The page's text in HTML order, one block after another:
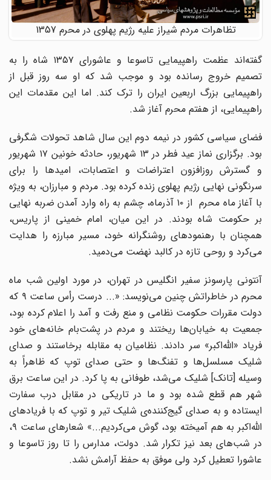
تظاهرات مردم شیراز علیه رژیم پهلوی در محرم 1357
گفته‌اند عظمت راهپیمایی تاسوعا و عاشورای ۱۳۵۷ شاه را به
تصمیم خروج رسانده بود و موجب شد که او سه روز قبل از
راهپیمایی بزرگ اربعین ایران را ترک کند. اما این مقدمات این
راهپیمایی، از هفتم محرم آغاز شد.
فضای سیاسی کشور در نیمه دوم این سال شاهد تحولات شگرفی
بود. برگزاری نماز عید فطر در ۱۳ شهریور، حادثه خونین ۱۷ شهریور
و گسترش روزافزون اعتراضات و اعتصابات، امیدها را برای
سرنگونی نهایی رژیم پهلوی زنده کرده بود. مردم و مبارزان، به ویژه
با آغاز ماه محرم از ۱۰ آذرماه، چشم به راه وارد آمدن ضربه نهایی
بر حکومت شاه بودند. در این میان، امام خمینی از پاریس،
همچنان با رهنمودهای روشنگرانه خود، مسیر مبارزه را هدایت
می‌کرد و روحی تازه در کالبد نهضت می‌دمید.
آنتونی پارسونز سفیر انگلیس در تهران، در مورد اولین شب ماه
محرم در خاطراتش چنین می‌نویسد: «... درست رأس ساعت ۹ که
دولت مقررات حکومت نظامی و منع رفت و آمد را اعلام کرده بود،
جمعیت به خیابان‌ها ریختند و مردم در پشت‌بام خانه‌های خود
فریاد «الله‌اکبر» سر دادند. نظامیان به مقابله برخاستند و صدای
شلیک مسلسل‌ها و تفنگ‌ها و حتی صدای توپ که ظاهراً به
وسیله [تانک‌] شلیک می‌شد، طوفانی به پا کرد. در این ساعت برق
شهر هم قطع شده بود و ما در تاریکی در مقابل درب سفارت
ایستاده و به صدای گیج‌کننده‌ی شلیک تیر و توپ که با فریادهای
در شب‌های بعد نیز تکرار شد. دولت، مدارس را تا روز تاسوعا و
عاشورا تعطیل کرد ولی موفق به حفظ آرامش نشد.